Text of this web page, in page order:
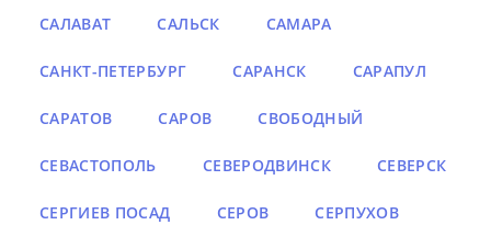
САЛАВАТ САЛЬСК САМАРА
САНКТ-ПЕТЕРБУРГ САРАНСК САРАПУЛ
САРАТОВ САРОВ СВОБОДНЫЙ
СЕВАСТОПОЛЬ СЕВЕРОДВИНСК СЕВЕРСК
СЕРГИЕВ ПОСАД СЕРОВ СЕРПУХОВ